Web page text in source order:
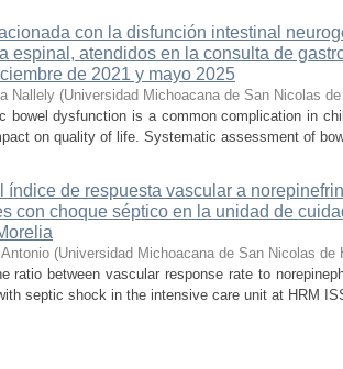
con la disfunción intestinal
espinal, atendidos en la consulta de
de 2021 y mayo 2025
Nallely (Universidad Michoacana de San Nicolas
bowel dysfunction is a common complication in
on quality of life. Systematic assessment of
índice de respuesta vascular a
con choque séptico en la unidad de
(Universidad Michoacana de San Nicolas de
ratio between vascular response rate to
septic shock in the intensive care unit at HRM